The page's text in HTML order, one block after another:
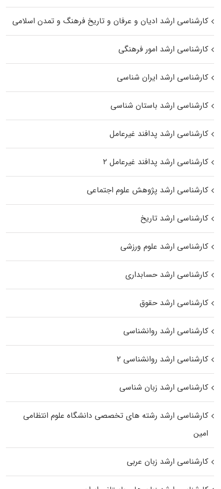
کارشناسی ارشد ادیان و عرفان و تاریخ فرهنگ و تمدن اسلامی
کارشناسی ارشد امور فرهنگی
کارشناسی ارشد ایران شناسی
کارشناسی ارشد باستان شناسی
کارشناسی ارشد پدافند غیرعامل
کارشناسی ارشد پدافند غیرعامل ۲
کارشناسی ارشد پژوهش علوم اجتماعی
کارشناسی ارشد تاریخ
کارشناسی ارشد علوم ورزشی
کارشناسی ارشد حسابداری
کارشناسی ارشد حقوق
کارشناسی ارشد روانشناسی
کارشناسی ارشد روانشناسی ۲
کارشناسی ارشد زبان شناسی
کارشناسی ارشد رﺷﺘﻪ ﻫﺎی تخصصی داﻧﺸﮕﺎه ﻋﻠﻮم انتظامی
اﻣﻴﻦ
کارشناسی ارشد زبان عربی